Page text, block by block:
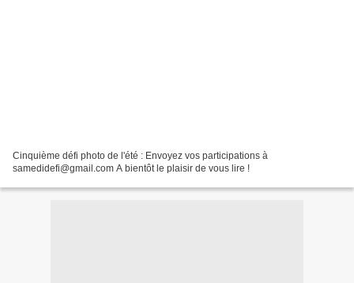
Cinquième défi photo de l'été : Envoyez vos participations à
samedidefi@gmail.com A bientôt le plaisir de vous lire !